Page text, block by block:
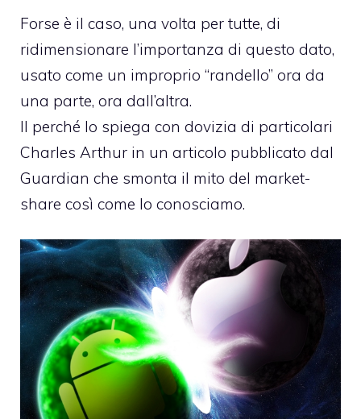
Forse è il caso, una volta per tutte, di
ridimensionare l’importanza di questo dato,
usato come un improprio “randello” ora da
una parte, ora dall’altra.
Il perché lo spiega con dovizia di particolari
Charles Arthur in un articolo pubblicato dal
Guardian che smonta il mito del market-
share così come lo conosciamo.